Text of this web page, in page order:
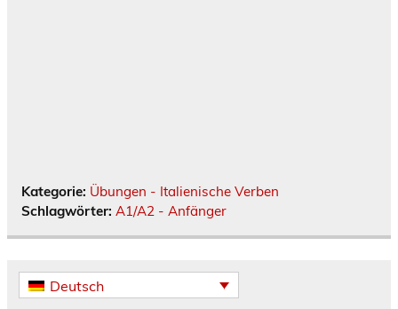
Kategorie: Übungen - Italienische Verben
Schlagwörter: A1/A2 - Anfänger
Deutsch